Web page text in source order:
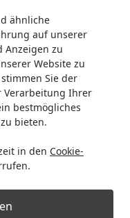
ähnliche
auf unserer
Anzeigen zu
Website zu
Sie der
Verarbeitung Ihrer
bestmögliches
bieten.
in den Cookie-
17 Zähne